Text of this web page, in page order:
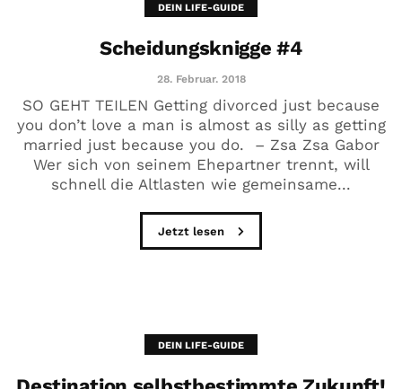
DEIN LIFE-GUIDE
Scheidungsknigge #4
28. Februar. 2018
SO GEHT TEILEN Getting divorced just because
you don’t love a man is almost as silly as getting
married just because you do. – Zsa Zsa Gabor
Wer sich von seinem Ehepartner trennt, will
schnell die Altlasten wie gemeinsame...
Jetzt lesen
DEIN LIFE-GUIDE